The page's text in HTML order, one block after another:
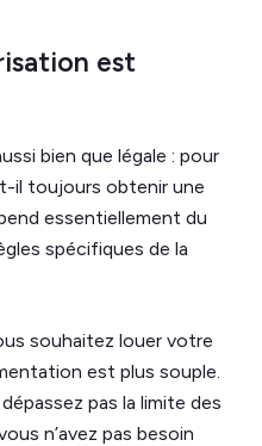
est
bien que légale : pour
il toujours obtenir une
essentiellement du
spécifiques de la
souhaitez louer votre
est plus souple.
pas la limite des
n’avez pas besoin